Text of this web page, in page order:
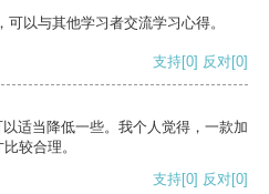
以与其他学习者交流学习心得。
支持[0] 反对[0]
适当降低一些。我个人觉得，一款加
较合理。
支持[0] 反对[0]